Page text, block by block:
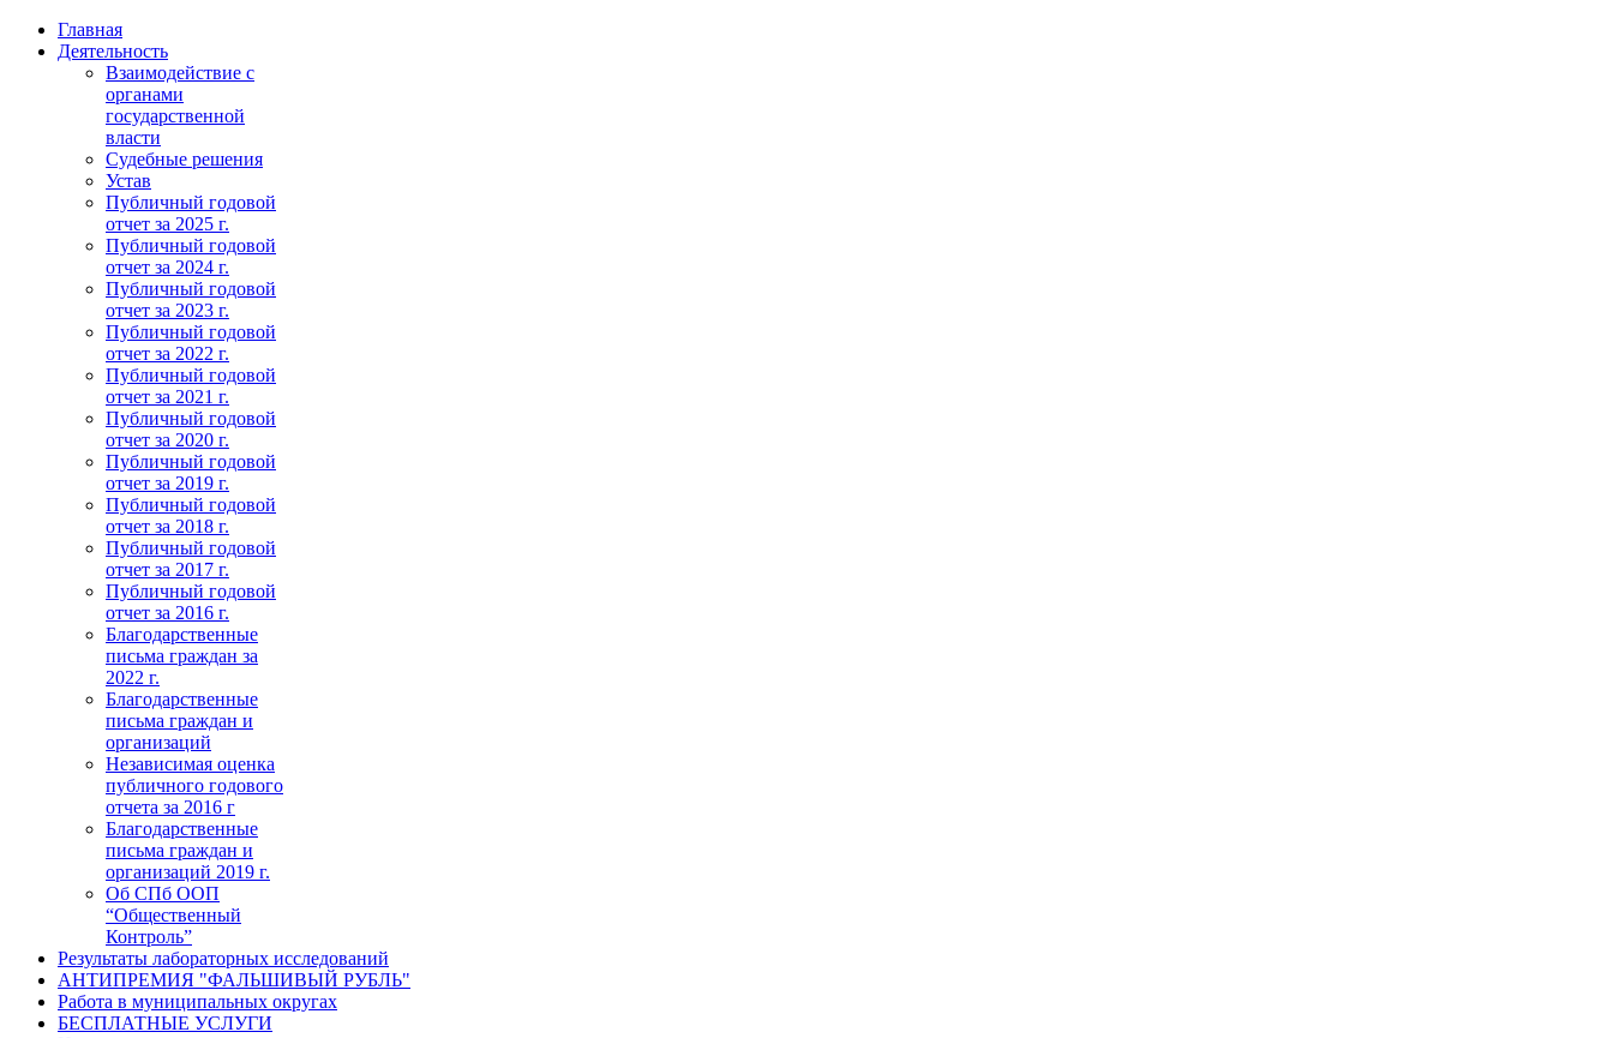
Главная
Деятельность
Взаимодействие с
органами
государственной
власти
Судебные решения
Устав
Публичный годовой
отчет за 2025 г.
Публичный годовой
отчет за 2024 г.
Публичный годовой
отчет за 2023 г.
Публичный годовой
отчет за 2022 г.
Публичный годовой
отчет за 2021 г.
Публичный годовой
отчет за 2020 г.
Публичный годовой
отчет за 2019 г.
Публичный годовой
отчет за 2018 г.
Публичный годовой
отчет за 2017 г.
Публичный годовой
отчет за 2016 г.
Благодарственные
письма граждан за
2022 г.
Благодарственные
письма граждан и
организаций
Независимая оценка
публичного годового
отчета за 2016 г
Благодарственные
письма граждан и
организаций 2019 г.
Об СПб ООП
“Общественный
Контроль”
Результаты лабораторных исследований
АНТИПРЕМИЯ "ФАЛЬШИВЫЙ РУБЛЬ"
Работа в муниципальных округах
БЕСПЛАТНЫЕ УСЛУГИ